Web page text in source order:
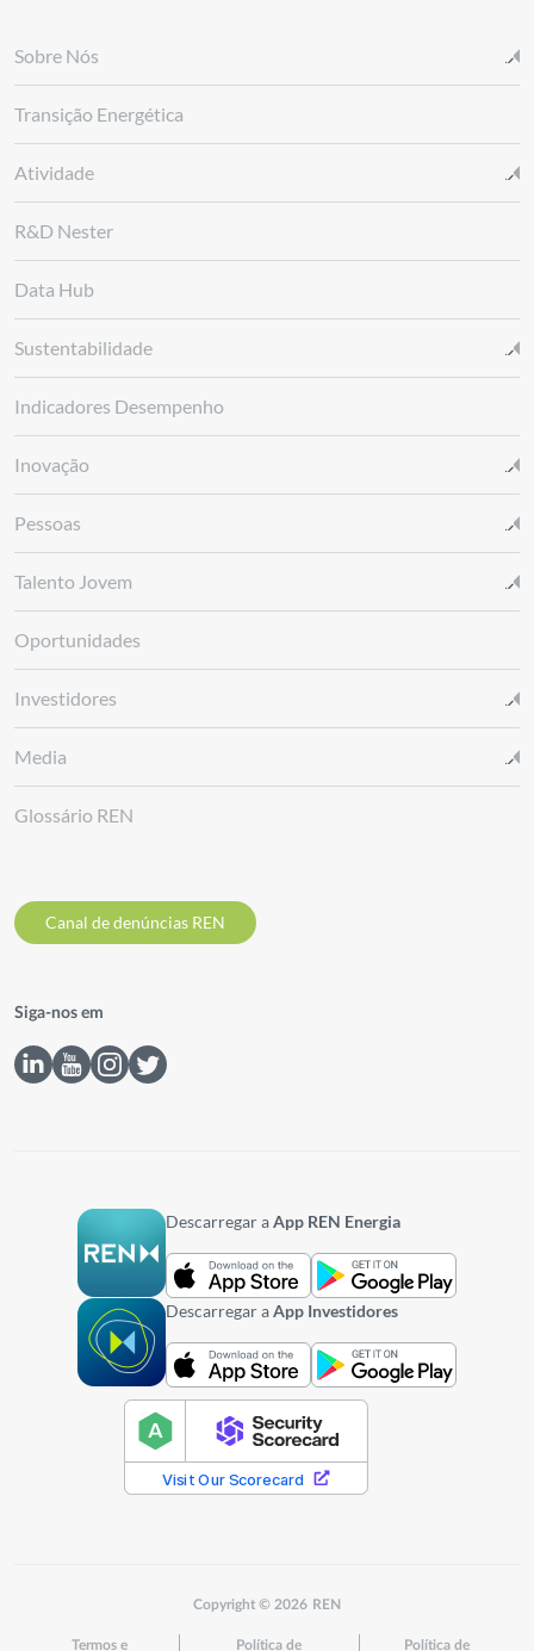
Sobre Nós
Transição Energética
Atividade
R&D Nester
Data Hub
Sustentabilidade
Indicadores Desempenho
Inovação
Pessoas
Talento Jovem
Oportunidades
Investidores
Media
Glossário REN
Canal de denúncias REN
Siga-nos em
Descarregar aApp REN Energia
Descarregar aApp Investidores
Copyright © 2026 REN
Termos e Política de Política de